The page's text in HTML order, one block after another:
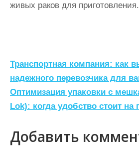
живых раков для приготовления.
Н
а
в
и
г
Транспортная компания: как
надежного перевозчика для
Оптимизация упаковки с
Lok): когда удобство стоит на
Добавить